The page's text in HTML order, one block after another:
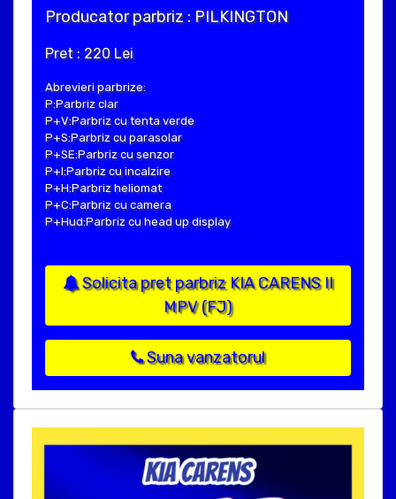
Producator parbriz : PILKINGTON
Pret : 220 Lei
Abrevieri parbrize:
P:Parbriz clar
P+V:Parbriz cu tenta verde
P+S:Parbriz cu parasolar
P+SE:Parbriz cu senzor
P+I:Parbriz cu incalzire
P+H:Parbriz heliomat
P+C:Parbriz cu camera
P+Hud:Parbriz cu head up display
Solicita pret parbriz KIA CARENS II
MPV (FJ)
Suna vanzatorul